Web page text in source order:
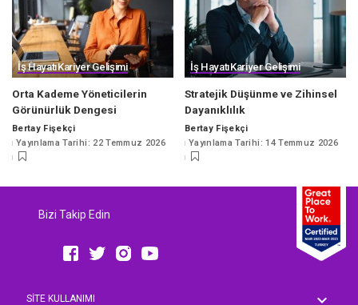
İş HayatıKariyer Gelişimi
Orta Kademe Yöneticilerin
Görünürlük Dengesi
Posted
by
Bertay Fişekçi
Yayınlama Tarihi: 22 Temmuz 2026
İş HayatıKariyer Gelişimi
Stratejik Düşünme ve Zihinsel
Dayanıklılık
Posted
by
Bertay Fişekçi
Yayınlama Tarihi: 14 Temmuz 2026
Bizi Takip Edin
SİTE KULLANIMI